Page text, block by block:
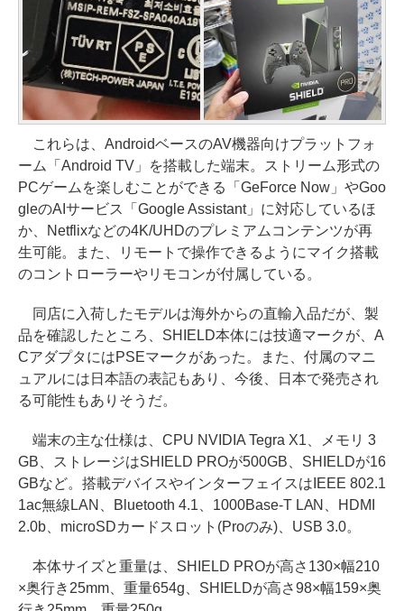
これらは、AndroidベースのAV機器向けプラットフォ
ーム「Android TV」を搭載した端末。ストリーム形式の
PCゲームを楽しむことができる「GeForce Now」やGoo
gleのAIサービス「Google Assistant」に対応しているほ
か、Netflixなどの4K/UHDのプレミアムコンテンツが再
生可能。また、リモートで操作できるようにマイク搭載
のコントローラーやリモコンが付属している。
同店に入荷したモデルは海外からの直輸入品だが、製
品を確認したところ、SHIELD本体には技適マークが、A
CアダプタにはPSEマークがあった。また、付属のマニ
ュアルには日本語の表記もあり、今後、日本で発売され
る可能性もありそうだ。
端末の主な仕様は、CPU NVIDIA Tegra X1、メモリ 3
GB、ストレージはSHIELD PROが500GB、SHIELDが16
GBなど。搭載デバイスやインターフェイスはIEEE 802.1
1ac無線LAN、Bluetooth 4.1、1000Base-T LAN、HDMI
2.0b、microSDカードスロット(Proのみ)、USB 3.0。
本体サイズと重量は、SHIELD PROが高さ130×幅210
×奥行き25mm、重量654g、SHIELDが高さ98×幅159×奥